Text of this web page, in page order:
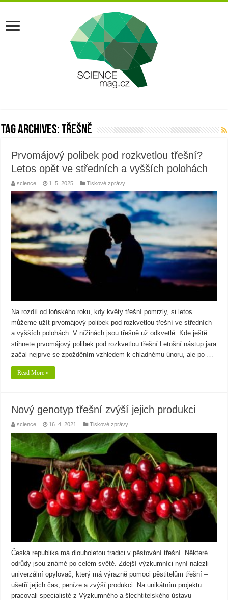
Tag Archives:třešně
Prvomájový polibek pod rozkvetlou třešní?
Letos opět ve středních a vyšších polohách
science 1. 5. 2025 Tiskové zprávy
Na rozdíl od loňského roku, kdy květy třešní pomrzly, si letos
můžeme užít prvomájový polibek pod rozkvetlou třešní ve středních
a vyšších polohách. V nížinách jsou třešně už odkvetlé. Kde ještě
stihnete prvomájový polibek pod rozkvetlou třešní Letošní nástup jara
začal nejprve se zpožděním vzhledem k chladnému únoru, ale po …
Read More »
Nový genotyp třešní zvýší jejich produkci
science 16. 4. 2021 Tiskové zprávy
Česká republika má dlouholetou tradici v pěstování třešní. Některé
odrůdy jsou známé po celém světě. Zdejší výzkumníci nyní nalezli
univerzální opylovač, který má výrazně pomoci pěstitelům třešní –
ušetří jejich čas, peníze a zvýší produkci. Na unikátním projektu
pracovali specialisté z Výzkumného a šlechtitelského ústavu